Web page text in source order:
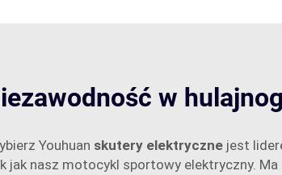
w
Youhuan skutery elektryczne jest
nasz motocykl sportowy elektryczny.